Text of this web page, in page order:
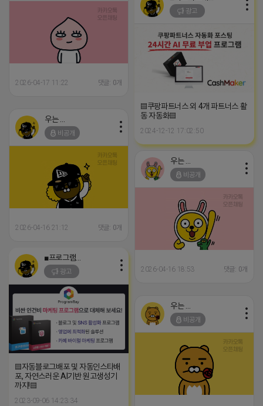
2026-04-17 11:22 댓글: 0개
광고
▤쿠팡파트너스 외 4개 파트너스 활
동 자동화▤
2024-12-12 17:02:50
비공개
2026-04-16 21:12 댓글: 0개
비공개
2026-04-16 18:53 댓글: 0개
광고
▤자동블로그배포 및 자동인스타배
포, 자연스러운 AI기반 원고생성기
까지!▤
2023-09-06 14:23:34
비공개